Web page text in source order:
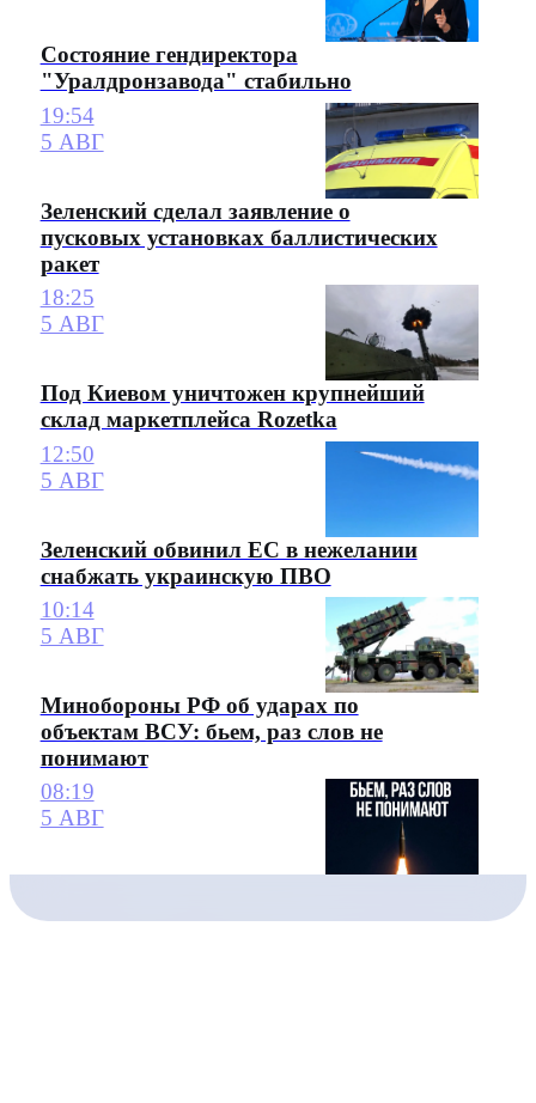
Состояние гендиректора
"Уралдронзавода" стабильно
19:54
5 АВГ
Зеленский сделал заявление о
пусковых установках баллистических
ракет
18:25
5 АВГ
Под Киевом уничтожен крупнейший
склад маркетплейса Rozetka
12:50
5 АВГ
Зеленский обвинил ЕС в нежелании
снабжать украинскую ПВО
10:14
5 АВГ
Минобороны РФ об ударах по
объектам ВСУ: бьем, раз слов не
понимают
08:19
5 АВГ